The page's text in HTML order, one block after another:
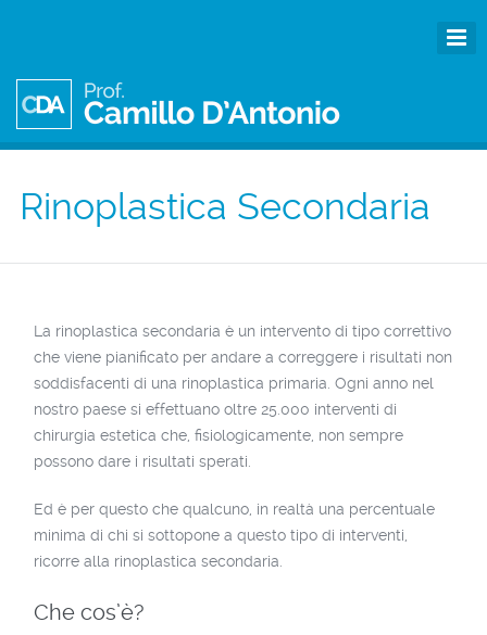
Rinoplastica Secondaria
La rinoplastica secondaria è un intervento di tipo correttivo
che viene pianificato per andare a correggere i risultati non
soddisfacenti di una rinoplastica primaria. Ogni anno nel
nostro paese si effettuano oltre 25.000 interventi di
chirurgia estetica che, fisiologicamente, non sempre
possono dare i risultati sperati.
Ed è per questo che qualcuno, in realtà una percentuale
minima di chi si sottopone a questo tipo di interventi,
ricorre alla rinoplastica secondaria.
Che cos’è?